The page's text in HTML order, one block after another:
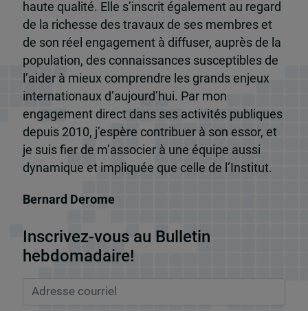
haute qualité. Elle s’inscrit également au regard
de la richesse des travaux de ses membres et
de son réel engagement à diffuser, auprès de la
population, des connaissances susceptibles de
l’aider à mieux comprendre les grands enjeux
internationaux d’aujourd’hui. Par mon
engagement direct dans ses activités publiques
depuis 2010, j’espère contribuer à son essor, et
je suis fier de m’associer à une équipe aussi
dynamique et impliquée que celle de l’Institut.
Bernard Derome
Inscrivez-vous au Bulletin
hebdomadaire!